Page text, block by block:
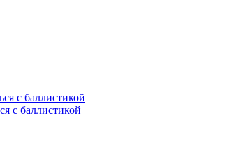
с баллистикой